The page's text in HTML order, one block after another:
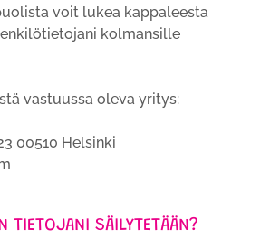
voit lukea kappaleesta
kolmansille
vastuussa oleva yritys:
00510 Helsinki
TIETOJANI SÄILYTETÄÄN?